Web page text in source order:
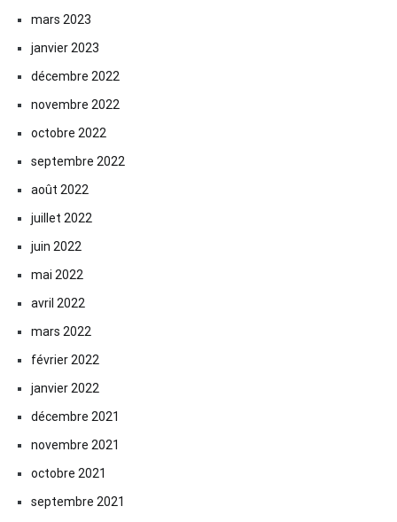
mars 2023
janvier 2023
décembre 2022
novembre 2022
octobre 2022
septembre 2022
août 2022
juillet 2022
juin 2022
mai 2022
avril 2022
mars 2022
février 2022
janvier 2022
décembre 2021
novembre 2021
octobre 2021
septembre 2021